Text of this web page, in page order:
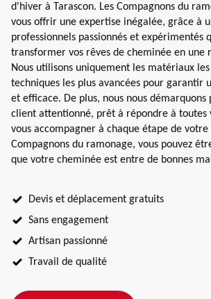
d'hiver à Tarascon. Les Compagnons du
vous offrir une expertise inégalée, grâce à
professionnels passionnés et expérimentés
transformer vos rêves de cheminée en une
Nous utilisons uniquement les matériaux
techniques les plus avancées pour garantir
et efficace. De plus, nous nous
client attentionné, prêt à répondre à toutes
vous accompagner à chaque étape de votre
Compagnons du ramonage, vous pouvez
que votre cheminée est entre de bonnes
Devis et déplacement gratuits
Sans engagement
Artisan passionné
Travail de qualité